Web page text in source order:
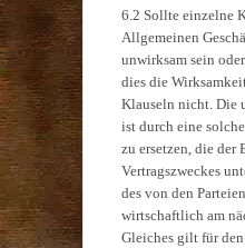
6.2 Sollte einzelne
Allgemeinen
unwirksam sein
dies die
Klauseln nicht. Die
ist durch eine
zu ersetzen, die der
Vertragszweckes
des von den
wirtschaftlich am
Gleiches gilt für